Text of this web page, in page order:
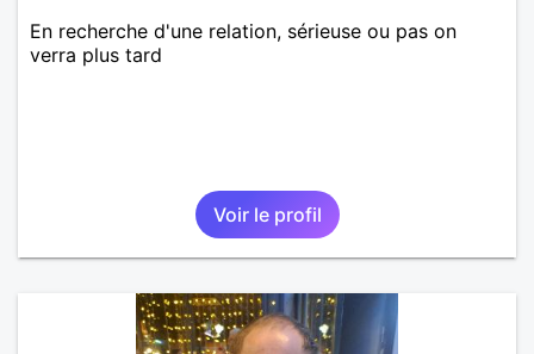
En recherche d'une relation, sérieuse ou pas on
verra plus tard
Voir le profil